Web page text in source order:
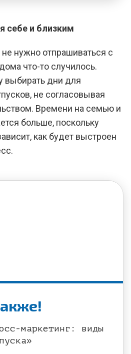
себе и близким
нужно отпрашиваться с
что-то случилось.
дни для
не согласовывая
Времени на семью и
больше, поскольку
как будет выстроен
маркетинг: виды